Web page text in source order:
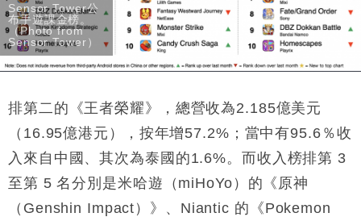
Sensor Tower公
布手遊課金榜。
（Photo from
Sensor Tower）
排第二的《王者榮耀》，總營收為2.185億美元
（16.95億港元），按年增57.2%；當中有95.6％收
入來自中國、其次為泰國的1.6%。而收入榜排第 3
至第 5 名分別是米哈遊（miHoYo）的《原神
（Genshin Impact）》、Niantic 的《Pokemon